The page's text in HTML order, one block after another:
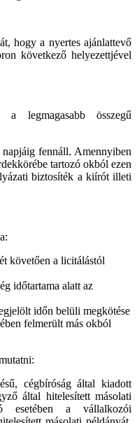
hogy a nyertes ajánlattevő
következő helyezettjével
legmagasabb összegű
fennáll. Amennyiben
tartozó okból ezen
biztosíték a kiírót illeti
követően a licitálástól
időtartama alatt az
időn belüli megkötése
felmerült más okból
cégbíróság által kiadott
által hitelesített másolati
esetében a vállalkozói